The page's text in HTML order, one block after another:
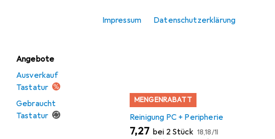
Impressum Datenschutzerklärung
Angebote
Ausverkauf
Tastatur
Gebraucht
Tastatur
MENGENRABATT
Reinigung PC + Peripherie
EUR
7,27 bei 2 Stück EUR
18,18/1l